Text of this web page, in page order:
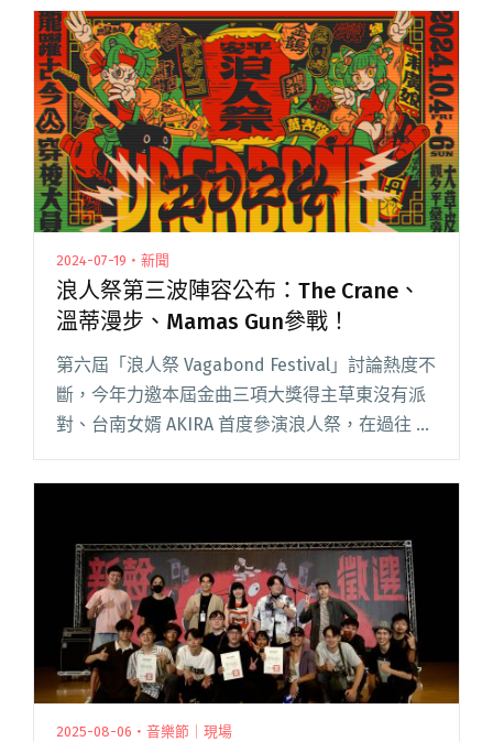
曲在節目播出後爆紅，比賽結束後，兩人也重製
了這首閱讀全文 "新歌〈Galaxy〉MV劇情引來歧
視留言 Majin：「這場仗我打定了！」"
2024-07-19・新聞
浪人祭第三波陣容公布：The Crane、
溫蒂漫步、Mamas Gun參戰！
第六屆「浪人祭 Vagabond Festival」討論熱度不
斷，今年力邀本屆金曲三項大獎得主草東沒有派
對、台南女婿 AKIRA 首度參演浪人祭，在過往 5
一般票種更於開賣首日全數完售！ 今（7/閱讀全
步、Mamas Gun參戰！"
2025-08-06・音樂節｜現場